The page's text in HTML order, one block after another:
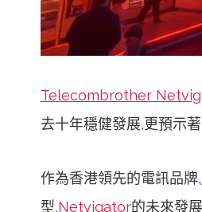
Telecombrother
去十年穩健發展,更預示
作為香港領先的電訊品牌,
型,Netvigator的未來發